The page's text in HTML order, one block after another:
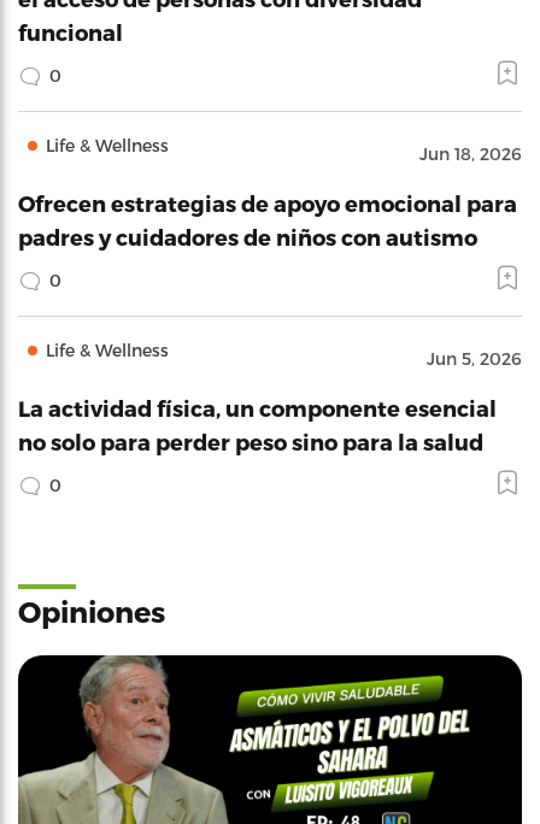
funcional
0
Life & Wellness Jun 18, 2026
Ofrecen estrategias de apoyo emocional para
padres y cuidadores de niños con autismo
0
Life & Wellness Jun 5, 2026
La actividad física, un componente esencial
no solo para perder peso sino para la salud
0
Opiniones